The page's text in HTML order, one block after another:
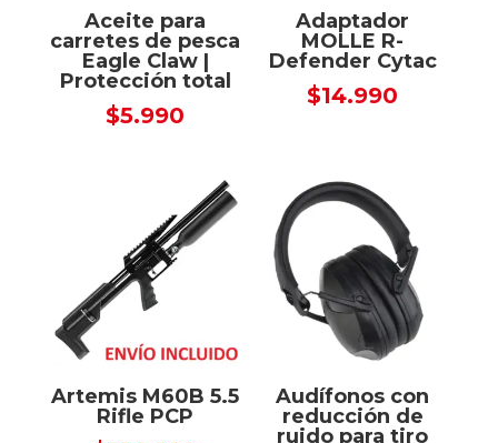
Aceite para
carretes de pesca
Eagle Claw |
Protección total
$5.990
Adaptador
MOLLE R-
Defender Cytac
$14.990
Artemis M60B 5.5
Rifle PCP
Audífonos con
reducción de
ruido para tiro